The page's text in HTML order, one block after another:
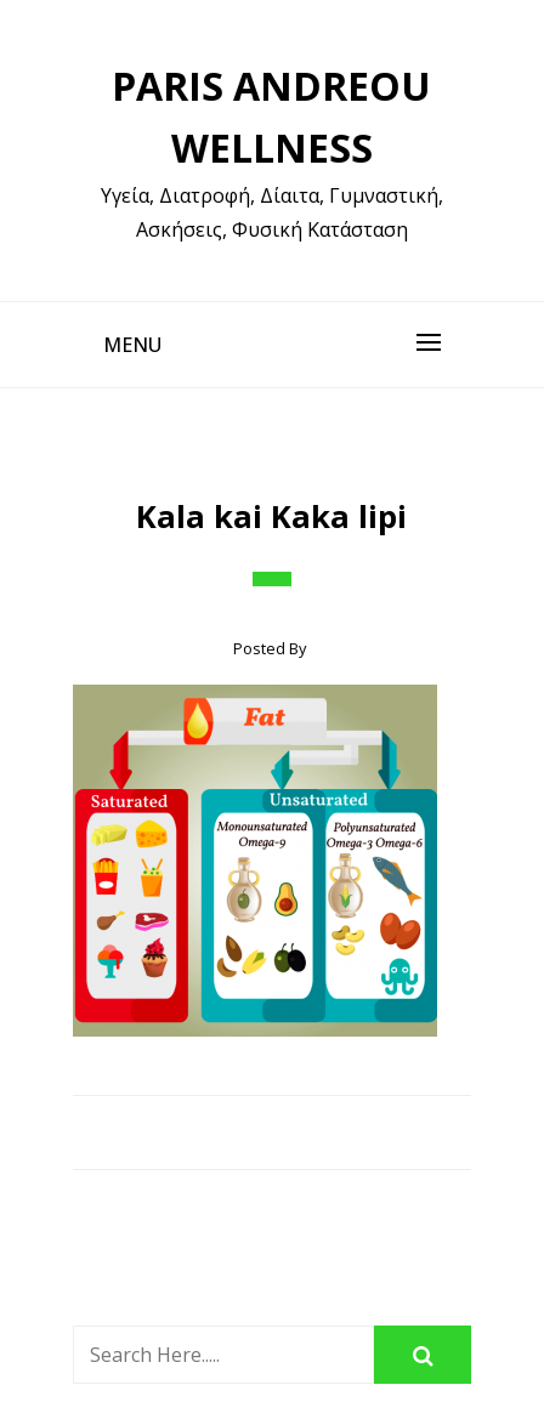
PARIS ANDREOU
WELLNESS
Υγεία, Διατροφή, Δίαιτα, Γυμναστική,
Ασκήσεις, Φυσική Κατάσταση
MENU
Kala kai Kaka lipi
Posted By